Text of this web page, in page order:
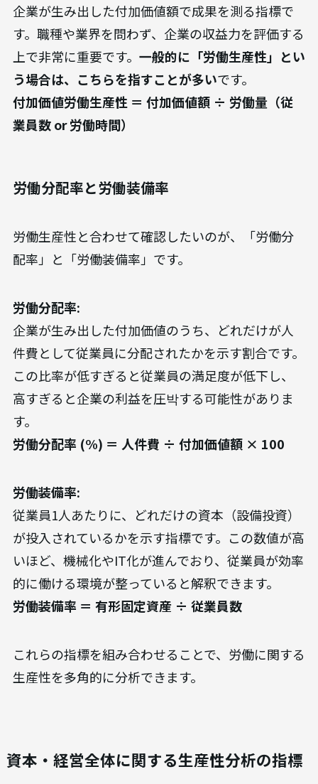
企業が生み出した付加価値額で成果を測る指標で
す。職種や業界を問わず、企業の収益力を評価する
上で非常に重要です。 一般的に「労働生産性」とい
う場合は、こちらを指すことが多いです。
付加価値労働生産性 ＝ 付加価値額 ÷ 労働量（従
業員数 or 労働時間）
労働分配率と労働装備率
労働生産性と合わせて確認したいのが、「労働分
配率」と「労働装備率」です。
労働分配率:
企業が生み出した付加価値のうち、どれだけが人
件費として従業員に分配されたかを示す割合です。
この比率が低すぎると従業員の満足度が低下し、
高すぎると企業の利益を圧박する可能性がありま
す。
労働分配率 (%) ＝ 人件費 ÷ 付加価値額 × 100
労働装備率:
従業員1人あたりに、どれだけの資本（設備投資）
が投入されているかを示す指標です。この数値が高
いほど、機械化やIT化が進んでおり、従業員が効率
的に働ける環境が整っていると解釈できます。
労働装備率 ＝ 有形固定資産 ÷ 従業員数
これらの指標を組み合わせることで、労働に関する
生産性を多角的に分析できます。
資本・経営全体に関する生産性分析の指標